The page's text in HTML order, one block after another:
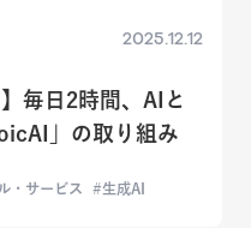
2025.12.12
毎日2時間、AIと
」の取り組み
・サービス 生成AI